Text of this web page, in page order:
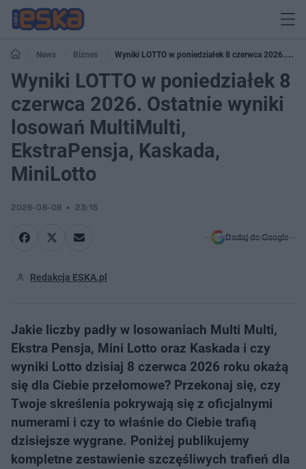
News Biznes
Wyniki LOTTO w poniedziałek 8 czerwca 2026.
Ostatnie wyniki losowań MultiMulti, EkstraPensja, Kaskada, MiniLotto
Wyniki LOTTO w poniedziałek 8
czerwca 2026. Ostatnie wyniki
losowań MultiMulti,
EkstraPensja, Kaskada,
MiniLotto
2026-06-08 23:15
Dodaj do Google
Redakcja ESKA.pl
Jakie liczby padły w losowaniach Multi Multi,
Ekstra Pensja, Mini Lotto oraz Kaskada i czy
wyniki Lotto dzisiaj 8 czerwca 2026 roku okażą
się dla Ciebie przełomowe? Przekonaj się, czy
Twoje skreślenia pokrywają się z oficjalnymi
numerami i czy to właśnie do Ciebie trafią
dzisiejsze wygrane. Poniżej publikujemy
kompletne zestawienie szczęśliwych trafień dla